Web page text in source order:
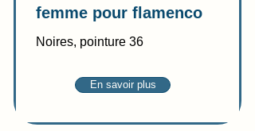
femme pour flamenco
Noires, pointure 36
En savoir plus